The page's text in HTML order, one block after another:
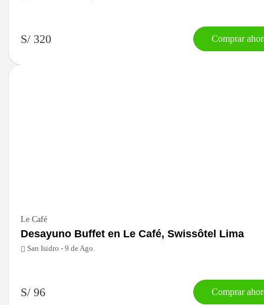
S/ 320 Comprar
Le Café
Desayuno Buffet en Le Café, Swissôtel Lima
San Isidro - 9 de Ago.
S/ 96 Comprar